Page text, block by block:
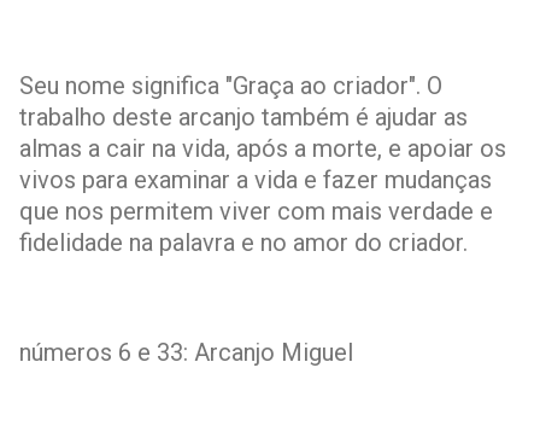
Seu nome significa "Graça ao criador". O
trabalho deste arcanjo também é ajudar as
almas a cair na vida, após a morte, e apoiar os
vivos para examinar a vida e fazer mudanças
que nos permitem viver com mais verdade e
fidelidade na palavra e no amor do criador.
números 6 e 33: Arcanjo Miguel